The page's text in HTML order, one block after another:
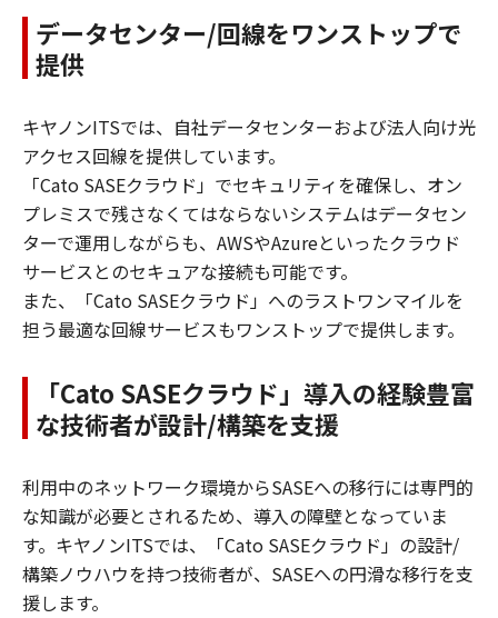
データセンター/回線をワンストップで
提供
キヤノンITSでは、自社データセンターおよび法人向け光
アクセス回線を提供しています。
「Cato SASEクラウド」でセキュリティを確保し、オン
プレミスで残さなくてはならないシステムはデータセン
ターで運用しながらも、AWSやAzureといったクラウド
サービスとのセキュアな接続も可能です。
また、「Cato SASEクラウド」へのラストワンマイルを
担う最適な回線サービスもワンストップで提供します。
「Cato SASEクラウド」導入の経験豊富
な技術者が設計/構築を支援
利用中のネットワーク環境からSASEへの移行には専門的
な知識が必要とされるため、導入の障壁となっていま
す。キヤノンITSでは、「Cato SASEクラウド」の設計/
構築ノウハウを持つ技術者が、SASEへの円滑な移行を支
援します。